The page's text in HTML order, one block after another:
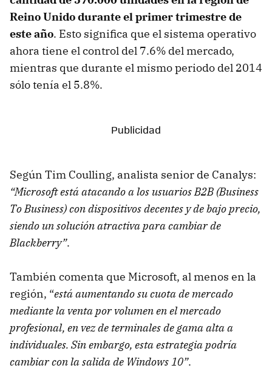
Reino Unido durante el primer trimestre de
este año. Esto significa que el sistema operativo
ahora tiene el control del 7.6% del mercado,
mientras que durante el mismo periodo del 2014
sólo tenía el 5.8%.
Según Tim Coulling, analista senior de Canalys:
“Microsoft está atacando a los usuarios B2B (Business
To Business) con dispositivos decentes y de bajo precio,
siendo un solución atractiva para cambiar de
Blackberry”.
También comenta que Microsoft, al menos en la
región, “está aumentando su cuota de mercado
mediante la venta por volumen en el mercado
profesional, en vez de terminales de gama alta a
individuales. Sin embargo, esta estrategia podría
cambiar con la salida de Windows 10”.